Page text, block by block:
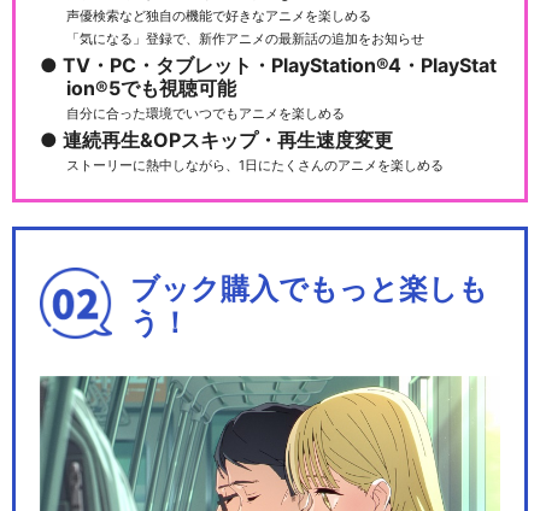
声優検索など独自の機能で好きなアニメを楽しめる
「気になる」登録で、新作アニメの最新話の追加をお知らせ
TV・PC・タブレット・PlayStation®4・PlayStat
ion®5でも視聴可能
自分に合った環境でいつでもアニメを楽しめる
連続再生&OPスキップ・再生速度変更
ストーリーに熱中しながら、1日にたくさんのアニメを楽しめる
ブック購入でもっと楽しも
う！